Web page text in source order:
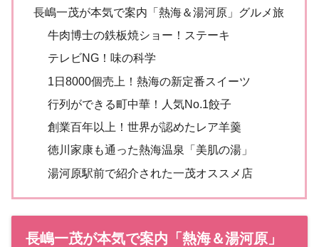
長嶋一茂が本気で案内「熱海＆湯河原」グルメ旅
牛肉博士の鉄板焼ショー！ステーキ
テレビNG！味の科学
1日8000個売上！熱海の新定番スイーツ
行列ができる町中華！人気No.1餃子
創業百年以上！世界が認めたレア羊羹
徳川家康も通った熱海温泉「美肌の湯」
湯河原駅前で紹介された一茂オススメ店
長嶋一茂が本気で案内「熱海＆湯河原」